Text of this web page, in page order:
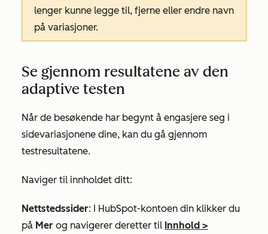
lenger kunne legge til, fjerne eller endre navn
på variasjoner.
Se gjennom resultatene av den
adaptive testen
Når de besøkende har begynt å engasjere seg i
sidevariasjonene dine, kan du gå gjennom
testresultatene.
Naviger til innholdet ditt:
Nettstedssider: I HubSpot-kontoen din klikker du
på Mer og navigerer deretter til Innhold >